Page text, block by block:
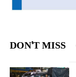
DON'T MISS